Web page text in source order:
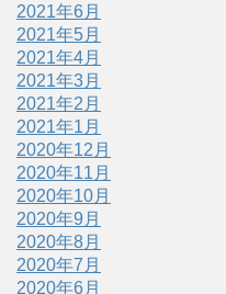
2021年6月
2021年5月
2021年4月
2021年3月
2021年2月
2021年1月
2020年12月
2020年11月
2020年10月
2020年9月
2020年8月
2020年7月
2020年6月